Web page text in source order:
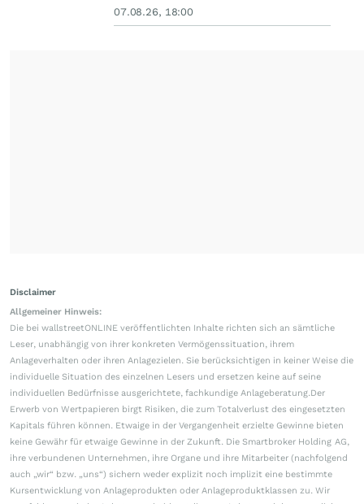
07.08.26, 18:00
Disclaimer
Allgemeiner Hinweis:
Die bei wallstreetONLINE veröffentlichten Inhalte richten sich an sämtliche
Leser, unabhängig von ihrer konkreten Vermögenssituation, ihrem
Anlageverhalten oder ihren Anlagezielen. Sie berücksichtigen in keiner Weise die
individuelle Situation des einzelnen Lesers und ersetzen keine auf seine
individuellen Bedürfnisse ausgerichtete, fachkundige Anlageberatung.Der
Erwerb von Wertpapieren birgt Risiken, die zum Totalverlust des eingesetzten
Kapitals führen können. Etwaige in der Vergangenheit erzielte Gewinne bieten
keine Gewähr für etwaige Gewinne in der Zukunft. Die Smartbroker Holding AG,
ihre verbundenen Unternehmen, ihre Organe und ihre Mitarbeiter (nachfolgend
auch „wir“ bzw. „uns“) sichern weder explizit noch implizit eine bestimmte
Kursentwicklung von Anlageprodukten oder Anlageproduktklassen zu. Wir